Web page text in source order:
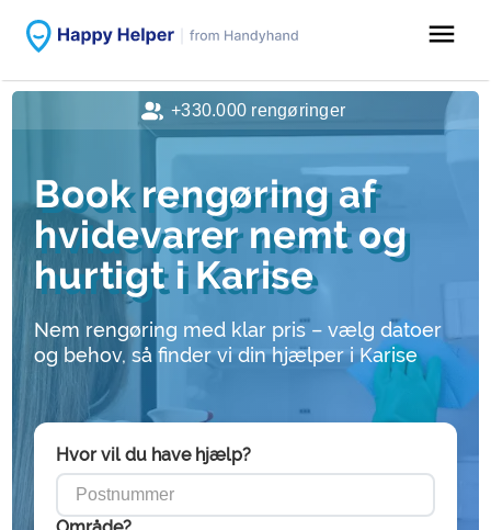
menu
Book rengøring af
hvidevarer nemt og
hurtigt i Karise
Nem rengøring med klar pris – vælg datoer
og behov, så finder vi din hjælper i Karise
Hvor vil du have hjælp?
+330.000 rengøringer